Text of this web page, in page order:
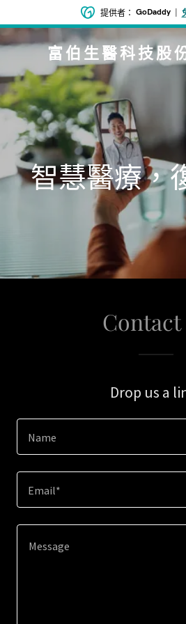
提供者： GoDaddy|
富伯生醫科技股
智慧醫療，
Contact
Drop us a
Name
Email*